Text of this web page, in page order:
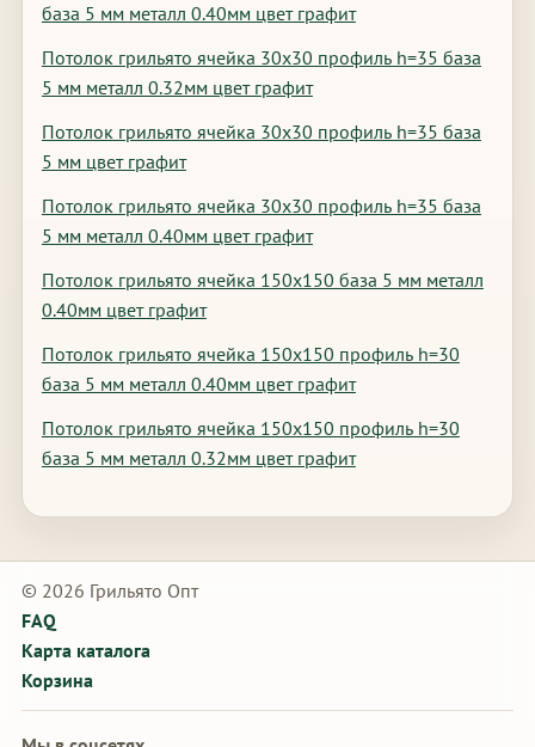
база 5 мм металл 0.40мм цвет графит
Потолок грильято ячейка 30х30 профиль h=35 база
5 мм металл 0.32мм цвет графит
Потолок грильято ячейка 30х30 профиль h=35 база
5 мм цвет графит
Потолок грильято ячейка 30х30 профиль h=35 база
5 мм металл 0.40мм цвет графит
Потолок грильято ячейка 150х150 база 5 мм металл
0.40мм цвет графит
Потолок грильято ячейка 150х150 профиль h=30
база 5 мм металл 0.40мм цвет графит
Потолок грильято ячейка 150х150 профиль h=30
база 5 мм металл 0.32мм цвет графит
© 2026 Грильято Опт
FAQ
Карта каталога
Корзина